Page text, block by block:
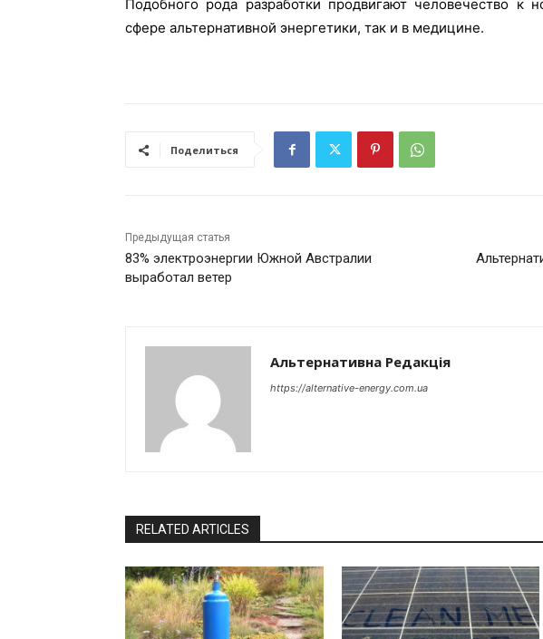
Подобного рода разработки продвигают человечество к
сфере альтернативной энергетики, так и в медицине.
Поделиться
Предыдущая статья
83% электроэнергии Южной Австралии
выработал ветер
Альтернативна Редакція
https://alternative-energy.com.ua
RELATED ARTICLES